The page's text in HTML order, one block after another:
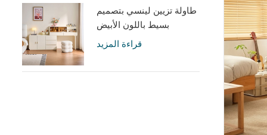
طاولة تزيين لينسي بتصميم
بسيط باللون الأبيض
قراءة المزيد